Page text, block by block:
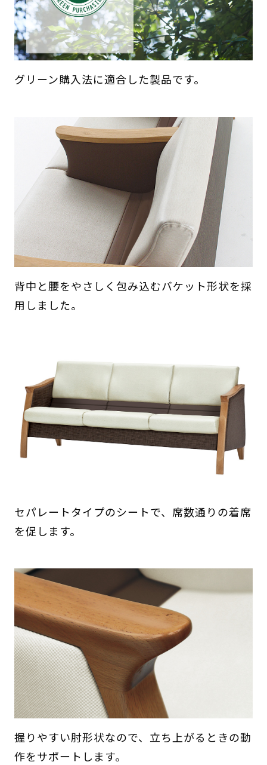
グリーン購入法に適合した製品です。
背中と腰をやさしく包み込むバケット形状を採
用しました。
セパレートタイプのシートで、席数通りの着席
を促します。
握りやすい肘形状なので、立ち上がるときの動
作をサポートします。